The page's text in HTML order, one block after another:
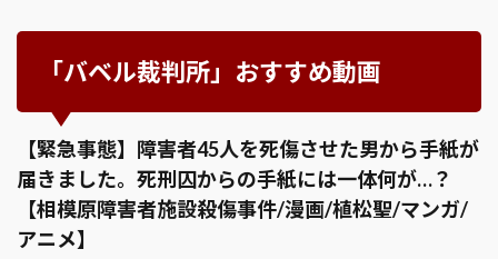
「バベル裁判所」おすすめ動画
【緊急事態】障害者45人を死傷させた男から手紙が
届きました。死刑囚からの手紙には一体何が…？
【相模原障害者施設殺傷事件/漫画/植松聖/マンガ/
アニメ】